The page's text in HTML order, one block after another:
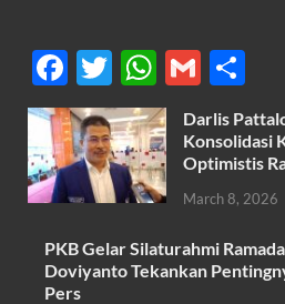
F
ac
e
b
o
o
k
T
w
itt
er
W
h
at
s
A
p
p
G
m
ail
h
ar
e
Darlis
Konsolidasi
Optimistis
March 8, 2026
PKB Gelar Silaturahmi
Doviyanto Tekankan
Pers